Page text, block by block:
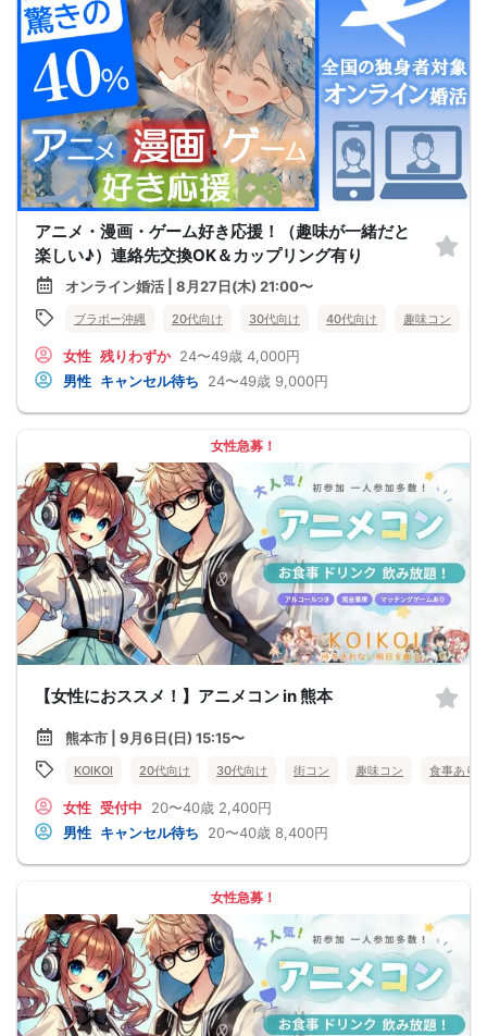
アニメ・漫画・ゲーム好き応援！（趣味が一緒だと
楽しい♪）連絡先交換OK＆カップリング有り
オンライン婚活 | 8月27日(木) 21:00〜
ブラボー沖縄 20代向け 30代向け 40代向け 趣味コン
女性 残りわずか 24〜49歳 4,000円
男性 キャンセル待ち 24〜49歳 9,000円
女性急募！
【女性におススメ！】アニメコン in 熊本
熊本市 | 9月6日(日) 15:15〜
KOIKOI 20代向け 30代向け 街コン 趣味コン 食事あり
女性 受付中 20〜40歳 2,400円
男性 キャンセル待ち 20〜40歳 8,400円
女性急募！